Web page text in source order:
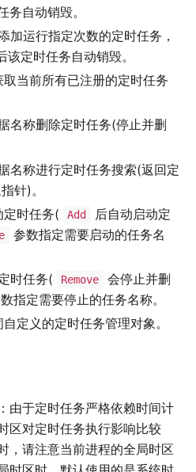
务自动销毁。
加运行指定次数的定时任务，
该定时任务自动销毁。
当前所有已注册的定时任务
名称删除定时任务(停止并删
名称进行定时任务搜索(返回定
针)。
定时任务( Add
后自动启动定
参数指定需要启动的任务名
时任务( Remove
会停止并删
指定需要停止的任务名称。
定义的定时任务管理对象。
由于定时任务严格依赖时间计
区对定时任务执行影响比较
，请注意当前进程的全局时区